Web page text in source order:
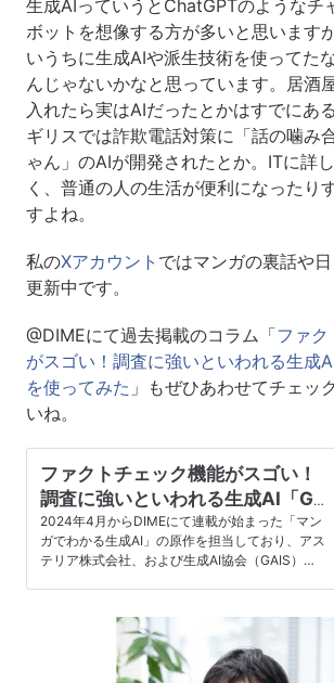
生成AIっていうとChatGPTのようなチ
ボットを想像する方が多いと思います
いうちに生成AIや派生技術を使ってた
んじゃないかなと思っています。居酒
入れたら実はAIだったとかはすでにあ
ギリスでは詐欺電話対策に「話の噛み
ゃん」のAIが開発されたとか。ITに詳
く、普通の人の生活が便利になったり
すよね。
私のXアカウント ではマンガの裏話や
更新中です。
@DIMEにて過去掲載のコラム「ファク
がスゴい！調査に強いといわれる生成
を使ってみた 」もぜひあわせてチェッ
いね。
ファクトチェック機能がスゴい！
調査に強いといわれる生成AI「Ge
nspark」を使ってみた
2024年4月からDIMEにて連載が始まった「マン
ガでわかる生成AI」の原作を担当しており、アス
テリア株式会社、および生成AI協会（GAIS）で